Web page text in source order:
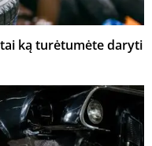
ką turėtumėte daryti